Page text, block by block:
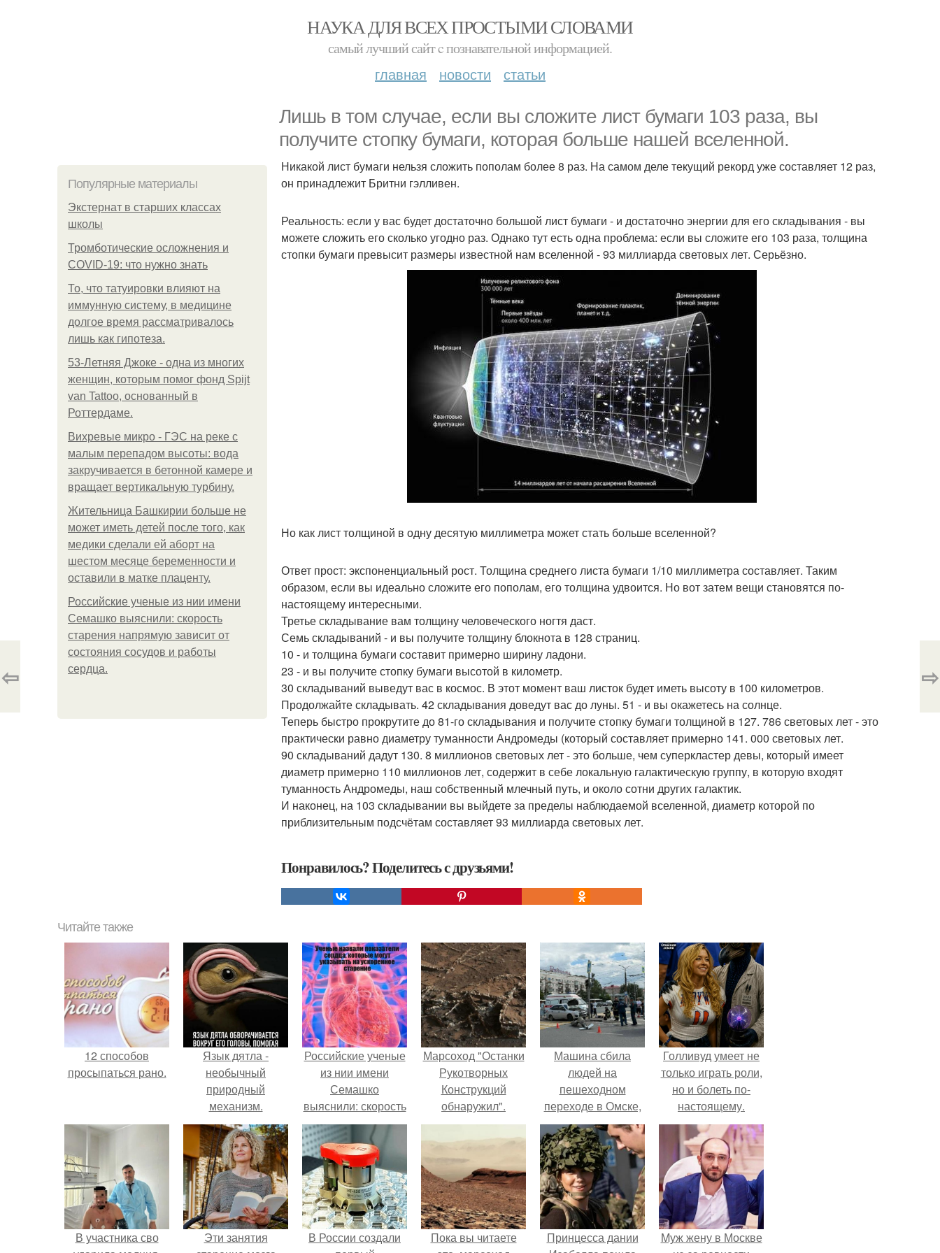
НАУКА ДЛЯ ВСЕХ ПРОСТЫМИ СЛОВАМИ
самый лучший сайт c познавательной информацией.
главная новости статьи
Лишь в том случае, если вы сложите лист бумаги 103 раза, вы
получите стопку бумаги, которая больше нашей вселенной.
Популярные материалы
Экстернат в старших классах
школы
Тромботические осложнения и
COVID-19: что нужно знать
То, что татуировки влияют на
иммунную систему, в медицине
долгое время рассматривалось
лишь как гипотеза.
53-Летняя Джоке - одна из многих
женщин, которым помог фонд Spijt
van Tattoo, основанный в
Роттердаме.
Вихревые микро - ГЭС на реке с
малым перепадом высоты: вода
закручивается в бетонной камере и
вращает вертикальную турбину.
Жительница Башкирии больше не
может иметь детей после того, как
медики сделали ей аборт на
шестом месяце беременности и
оставили в матке плаценту.
Российские ученые из нии имени
Семашко выяснили: скорость
старения напрямую зависит от
состояния сосудов и работы
сердца.
Никакой лист бумаги нельзя сложить пополам более 8 раз. На самом деле текущий рекорд уже составляет 12 раз,
он принадлежит Бритни гэлливен.
Реальность: если у вас будет достаточно большой лист бумаги - и достаточно энергии для его складывания - вы
можете сложить его сколько угодно раз. Однако тут есть одна проблема: если вы сложите его 103 раза, толщина
стопки бумаги превысит размеры известной нам вселенной - 93 миллиарда световых лет. Серьёзно.
Но как лист толщиной в одну десятую миллиметра может стать больше вселенной?
Ответ прост: экспоненциальный рост. Толщина среднего листа бумаги 1/10 миллиметра составляет. Таким
образом, если вы идеально сложите его пополам, его толщина удвоится. Но вот затем вещи становятся по-
настоящему интересными.
Третье складывание вам толщину человеческого ногтя даст.
Семь складываний - и вы получите толщину блокнота в 128 страниц.
10 - и толщина бумаги составит примерно ширину ладони.
23 - и вы получите стопку бумаги высотой в километр.
30 складываний выведут вас в космос. В этот момент ваш листок будет иметь высоту в 100 километров.
Продолжайте складывать. 42 складывания доведут вас до луны. 51 - и вы окажетесь на солнце.
Теперь быстро прокрутите до 81-го складывания и получите стопку бумаги толщиной в 127. 786 световых лет - это
практически равно диаметру туманности Андромеды (который составляет примерно 141. 000 световых лет.
90 складываний дадут 130. 8 миллионов световых лет - это больше, чем суперкластер девы, который имеет
диаметр примерно 110 миллионов лет, содержит в себе локальную галактическую группу, в которую входят
туманность Андромеды, наш собственный млечный путь, и около сотни других галактик.
И наконец, на 103 складывании вы выйдете за пределы наблюдаемой вселенной, диаметр которой по
приблизительным подсчётам составляет 93 миллиарда световых лет.
Понравилось? Поделитесь с друзьями!
⇦ ⇨
Читайте также
12 способов
просыпаться рано.
Язык дятла -
необычный
природный
механизм.
Российские ученые
из нии имени
Семашко
выяснили: скорость
старения напрямую
зависит от
состояния сосудов
и работы сердца.
Марсоход "Останки
Рукотворных
Конструкций
обнаружил".
Машина сбила
людей на
пешеходном
переходе в Омске,
пострадали 8
человек.
Голливуд умеет не
только играть роли,
но и болеть по-
настоящему.
В участника сво
Эти занятия
В России создали
Пока вы читаете
Принцесса дании
Mуж жену в Москве